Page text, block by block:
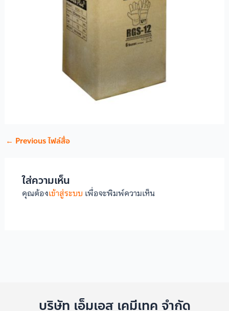
← Previous ไฟล์สื่อ
ใส่ความเห็น
คุณต้องเข้าสู่ระบบ เพื่อจะพิมพ์ความเห็น
บริษัท เอ็มเอส เคมีเทค จำกัด